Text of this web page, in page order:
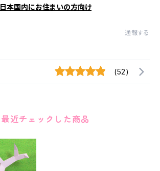
日本国内にお住まいの方向け
通報する
(52)
最近チェックした商品